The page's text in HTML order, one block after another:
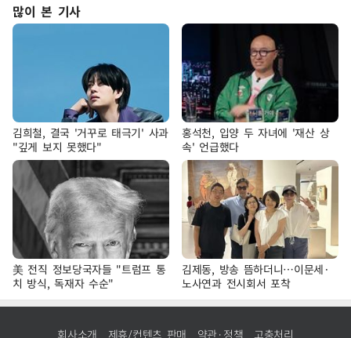
많이 본 기사
김희철, 결국 '거꾸로 태극기' 사과
"깊게 보지 못했다"
홍석천, 입양 두 자녀에 '재산 상
속' 언급했다
美 전직 정보당국자들 "트럼프 통
치 방식, 독재자 수순"
김제동, 방송 뜸하더니…이문세·
노사연과 전시회서 포착
회사소개 제휴/컨텐츠 판매 약관·정책 고충처리